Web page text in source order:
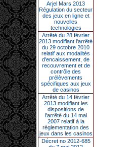
Arjel Mars 2013
Régulation du secteur
des jeux en ligne et
nouvelles
technologies
Arrêté du 28 février
2013 modifiant l'arrêté
du 29 octobre 2010
relatif aux modalités
d'encaissement, de
recouvrement et de
contrôle des
prélèvements
spécifiques aux jeux
de casinos
Arrêté du 14 février
2013 modifiant les
dispositions de
l'arrêté du 14 mai
2007 relatif à la
réglementation des
jeux dans les casinos
Décret no 2012-685